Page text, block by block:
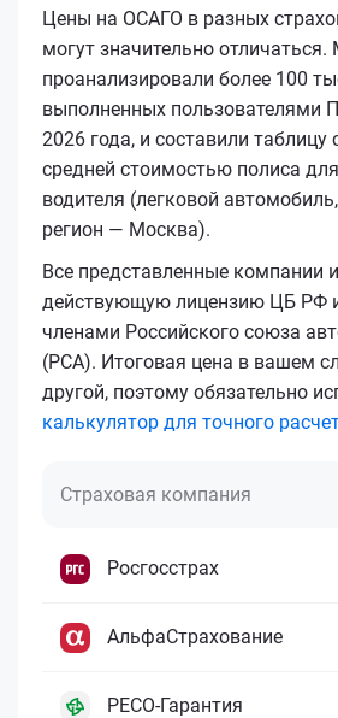
Цены на ОСАГО в разных
могут значительно
проанализировали более 100
выполненных пользователями
2026 года, и составили
средней стоимостью полиса
водителя (легковой
регион — Москва).
Все представленные компании
действующую лицензию ЦБ РФ
членами Российского союза
(РСА). Итоговая цена в вашем
другой, поэтому обязательно
калькулятор для точного
Страховая компания
Росгосстрах
АльфаСтрахование
РЕСО-Гарантия